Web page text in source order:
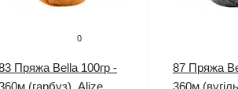
0
Пряжа Bella 100гр -
(гарбуз). Alize
87 Пряжа
360м